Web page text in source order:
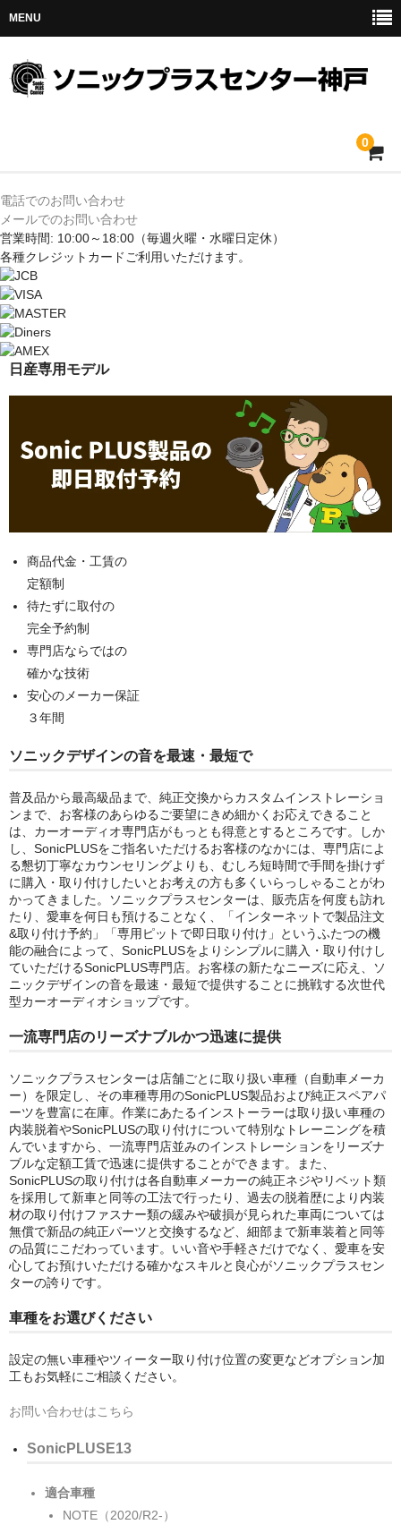
MENU
0
ホーム
メルセデス
BMW
MINI
アウディ
スバル
お問い合わせ
電話でのお問い合わせ
メールでのお問い合わせ
営業時間: 10:00～18:00 （毎週火曜・水曜日定休）
各種クレジットカードご利用いただけます。
日産専用モデル
商品代金・工賃の
定額制
待たずに取付の
完全予約制
専門店ならではの
確かな技術
安心のメーカー保証
３年間
ソニックデザインの音を最速・最短で
普及品から最高級品まで、純正交換からカスタムインストレーショ
ンまで、お客様のあらゆるご要望にきめ細かくお応えできること
は、カーオーディオ専門店がもっとも得意とするところです。しか
し、SonicPLUSをご指名いただけるお客様のなかには、専門店によ
る懇切丁寧なカウンセリングよりも、むしろ短時間で手間を掛けず
に購入・取り付けしたいとお考えの方も多くいらっしゃることがわ
かってきました。ソニックプラスセンターは、販売店を何度も訪れ
たり、愛車を何日も預けることなく、「インターネットで製品注文
&取り付け予約」「専用ピットで即日取り付け」というふたつの機
能の融合によって、SonicPLUSをよりシンプルに購入・取り付けし
ていただけるSonicPLUS専門店。お客様の新たなニーズに応え、ソ
ニックデザインの音を最速・最短で提供することに挑戦する次世代
型カーオーディオショップです。
一流専門店のリーズナブルかつ迅速に提供
ソニックプラスセンターは店舗ごとに取り扱い車種（自動車メーカ
ー）を限定し、その車種専用のSonicPLUS製品および純正スペアパ
ーツを豊富に在庫。作業にあたるインストーラーは取り扱い車種の
内装脱着やSonicPLUSの取り付けについて特別なトレーニングを積
んでいますから、一流専門店並みのインストレーションをリーズナ
ブルな定額工賃で迅速に提供することができます。また、
SonicPLUSの取り付けは各自動車メーカーの純正ネジやリベット類
を採用して新車と同等の工法で行ったり、過去の脱着歴により内装
材の取り付けファスナー類の緩みや破損が見られた車両については
無償で新品の純正パーツと交換するなど、細部まで新車装着と同等
の品質にこだわっています。いい音や手軽さだけでなく、愛車を安
心してお預けいただける確かなスキルと良心がソニックプラスセン
ターの誇りです。
車種をお選びください
設定の無い車種やツィーター取り付け位置の変更などオプション加
工もお気軽にご相談ください。
お問い合わせはこちら
SonicPLUS E13
適合車種
NOTE（2020/R2-）